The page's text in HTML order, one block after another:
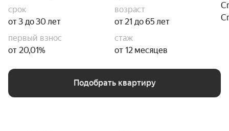
срок
от 3 до 30 лет
возраст
от 21 до 65 лет
первый взнос
от 20,01%
стаж
от 12 месяцев
Подобрать квартиру